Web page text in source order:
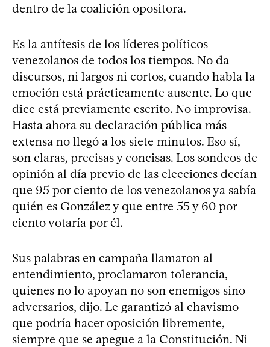
dentro de la coalición opositora.
Es la antítesis de los líderes políticos
venezolanos de todos los tiempos. No da
discursos, ni largos ni cortos, cuando habla la
emoción está prácticamente ausente. Lo que
dice está previamente escrito. No improvisa.
Hasta ahora su declaración pública más
extensa no llegó a los siete minutos. Eso sí,
son claras, precisas y concisas. Los sondeos de
opinión al día previo de las elecciones decían
que 95 por ciento de los venezolanos ya sabía
quién es González y que entre 55 y 60 por
ciento votaría por él.
Sus palabras en campaña llamaron al
entendimiento, proclamaron tolerancia,
quienes no lo apoyan no son enemigos sino
adversarios, dijo. Le garantizó al chavismo
que podría hacer oposición libremente,
siempre que se apegue a la Constitución. Ni